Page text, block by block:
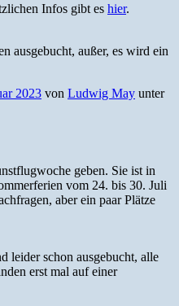
Infos gibt es hier.
aus­ge­bucht, außer, es wird ein
2023 von Ludwig May unter
geben. Sie ist in
vom 24. bis 30. Juli
aber ein paar Plätze
lei­der schon aus­ge­bucht, alle
erst mal auf ein­er